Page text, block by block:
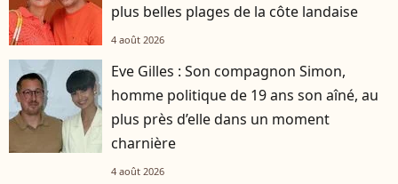
plus belles plages de la côte landaise
4 août 2026
Eve Gilles : Son compagnon Simon,
homme politique de 19 ans son aîné, au
plus près d’elle dans un moment
charnière
4 août 2026